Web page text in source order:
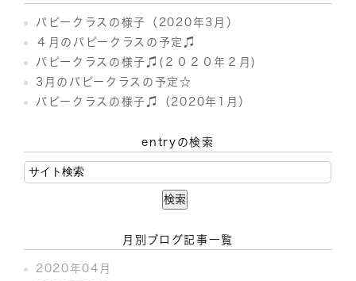
パピークラスの様子（2020年3月）
４月のパピークラスの予定♫
パピークラスの様子♫(２０２０年２月)
3月のパピークラスの予定☆
パピークラスの様子♫（2020年1月）
entryの検索
月別ブログ記事一覧
2020年04月